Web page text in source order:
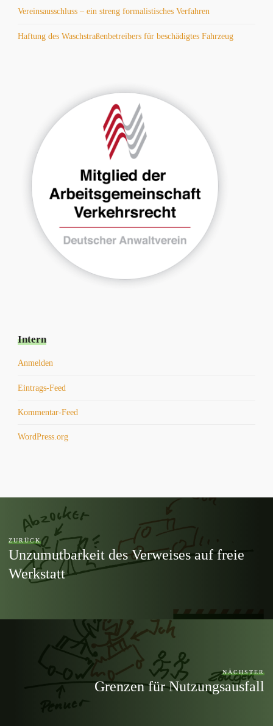
Vereinsausschluss – ein streng formalistisches Verfahren
Haftung des Waschstraßenbetreibers für beschädigtes Fahrzeug
Intern
Anmelden
Eintrags-Feed
Kommentar-Feed
WordPress.org
ZURÜCK
Unzumutbarkeit des Verweises auf freie
Werkstatt
NÄCHSTER
Grenzen für Nutzungsausfall